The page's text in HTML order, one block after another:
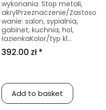
wykonania: Stop metali,
akrylPrzeznaczenie/Zastoso
wanie: salon, sypialnia,
gabinet, kuchnia, hol,
łazienkaKolor/typ kl...
392.00 zł *
Add to basket